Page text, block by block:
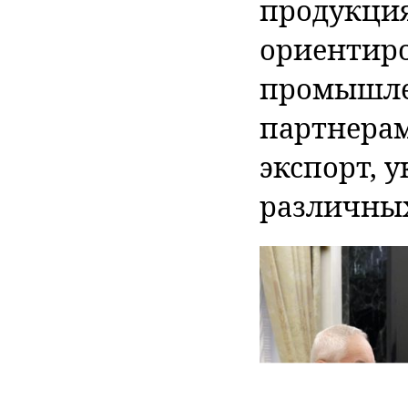
экспорт,